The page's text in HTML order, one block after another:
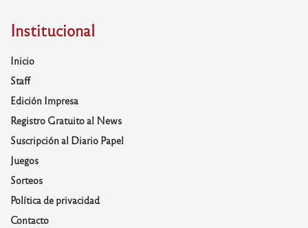
Institucional
Inicio
Staff
Edición Impresa
Registro Gratuito al News
Suscripción al Diario Papel
Juegos
Sorteos
Política de privacidad
Contacto